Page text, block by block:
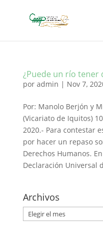
¿Puede un río tener
por admin | Nov 7,
Por: Manolo Berjón y
(Vicariato de Iquitos)
2020.- Para contestar
por hacer un repaso
Derechos Humanos.
Declaración Universal
Archivos
Archivos